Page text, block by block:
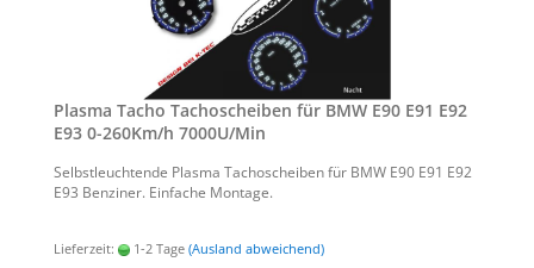
Plas­ma Tacho Ta­cho­schei­ben für BMW E90 E91 E92
E93 0-​260Km/h 7000U/Min
Selbst­leuch­ten­de Plas­ma Ta­cho­schei­ben für BMW E90 E91 E92
E93 Ben­zi­ner. Ein­fa­che Mon­ta­ge.
Lieferzeit: 1-2 Tage (Ausland abweichend)